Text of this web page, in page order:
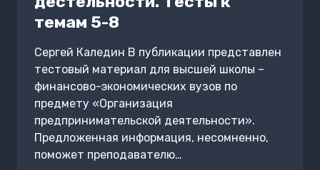
темам 5-8
Сергей Каледин В публикации представлен
тестовый материал для высшей школы –
финансово-экономических вузов по
предмету «Организация
предпринимательской деятельности».
Предложенная информация, несомненно,
поможет преподавателю…